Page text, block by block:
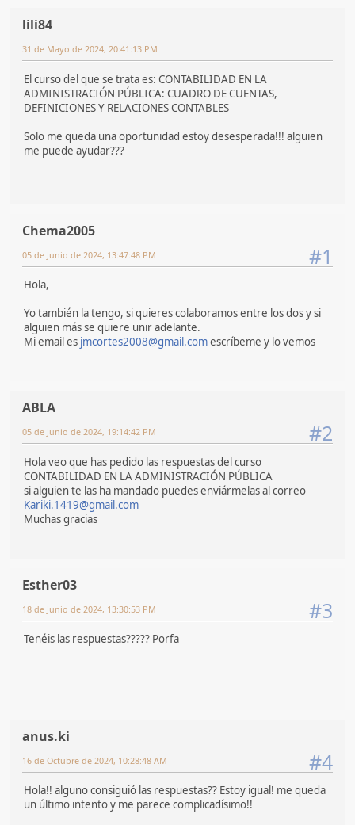
lili84
31 de Mayo de 2024, 20:41:13 PM
El curso del que se trata es: CONTABILIDAD EN LA
ADMINISTRACIÓN PÚBLICA: CUADRO DE CUENTAS,
DEFINICIONES Y RELACIONES CONTABLES
Solo me queda una oportunidad estoy desesperada!!! alguien
me puede ayudar???
Chema2005
#1
05 de Junio de 2024, 13:47:48 PM
Hola,
Yo también la tengo, si quieres colaboramos entre los dos y si
alguien más se quiere unir adelante.
Mi email es jmcortes2008@gmail.comescríbeme y lo vemos
ABLA
#2
05 de Junio de 2024, 19:14:42 PM
Hola veo que has pedido las respuestas del curso
CONTABILIDAD EN LA ADMINISTRACIÓN PÚBLICA
si alguien te las ha mandado puedes enviármelas al correo
Kariki.1419@gmail.com
Muchas gracias
Esther03
#3
18 de Junio de 2024, 13:30:53 PM
Tenéis las respuestas????? Porfa
anus.ki
#4
16 de Octubre de 2024, 10:28:48 AM
Hola!! alguno consiguió las respuestas?? Estoy igual! me queda
un último intento y me parece complicadísimo!!